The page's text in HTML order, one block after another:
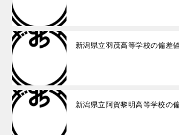
新潟県立羽茂高等学校の偏差
新潟県立阿賀黎明高等学校の